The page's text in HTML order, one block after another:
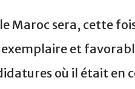
Maroc sera, cette
et
où il était en